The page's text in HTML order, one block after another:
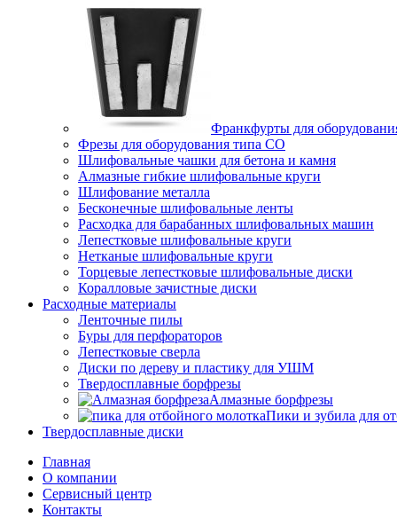
Франкфурты для
Фрезы для оборудования типа СО
Шлифовальные чашки для бетона и камня
Алмазные гибкие шлифовальные круги
Шлифование металла
Бесконечные шлифовальные ленты
Расходка для барабанных шлифовальных машин
Лепестковые шлифовальные круги
Нетканые шлифовальные круги
Торцевые лепестковые шлифовальные диски
Коралловые зачистные диски
Расходные материалы
Ленточные пилы
Буры для перфораторов
Лепестковые сверла
Диски по дереву и пластику для УШМ
Твердосплавные борфрезы
Алмазные борфрезы
Пики и зубила для
Твердосплавные диски
Главная
О компании
Сервисный центр
Контакты